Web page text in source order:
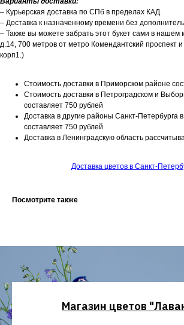
– Курьерская доставка по СПб в пределах КАД.
– Доставка к назначенному времени без
– Также вы можете забрать этот букет сами в нашем
д.14, 700 метров от метро Комендантский проспект
корп1.)
Стоимость доставки в Приморском районе
Стоимость доставки в Петроградском и
составляет 750 рублей
Доставка в другие районы Санкт-Петербурга
составляет 750 рублей
Доставка в Ленинградскую область
Доставка цветов в Санкт-
Посмотрите также
Магазин цветов